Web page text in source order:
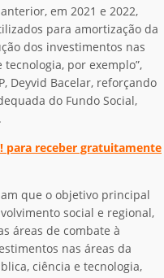
em 2021 e 2022,
para amortização da
dos investimentos nas
por exemplo”,
Deyvid Bacelar, reforçando
do Fundo Social,
para receber gratuitamente
que o objetivo principal
social e regional,
áreas de combate à
nas áreas da
ciência e tecnologia,